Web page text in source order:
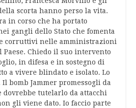
scorta hanno perso la vita.
in corso che ha portato
gangli dello Stato che fomenta
corruttivi nelle amministrazioni
Chiedo il suo intervento
in difesa e in sostegno di
a vivere blindato e isolato. Lo
bomb Jammer promessogli da
dovrebbe tutelarlo da attacchi
gli viene dato. Io faccio parte